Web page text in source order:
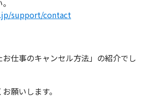
support/contact
仕事のキャンセル方法」の紹介でし
願いします。